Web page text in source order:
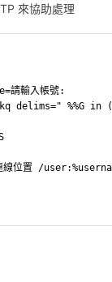
來協助處理
請輸入帳號:
delims=" %%G in
位置 /